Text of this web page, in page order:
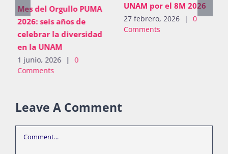
Mes del Orgullo PUMA
2026: seis años de
celebrar la diversidad
en la UNAM
1 junio, 2026 |
0
Comments
UNAM por el 8M 2026
27 febrero, 2026 |
0
Comments
Leave A Comment
Comment